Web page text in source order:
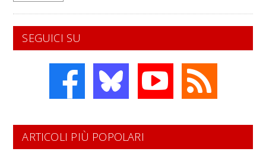
SEGUICI SU
ARTICOLI PIÙ POPOLARI